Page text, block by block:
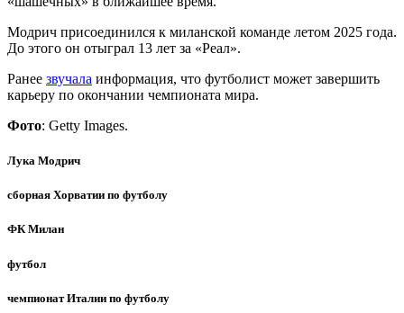
Модрич присоединился к миланской команде летом 2025 года.
До этого он отыграл 13 лет за «Реал».
Ранее звучала информация, что футболист может завершить
карьеру по окончании чемпионата мира.
Фото: Getty Images.
Лука Модрич
сборная Хорватии по футболу
ФК Милан
футбол
чемпионат Италии по футболу